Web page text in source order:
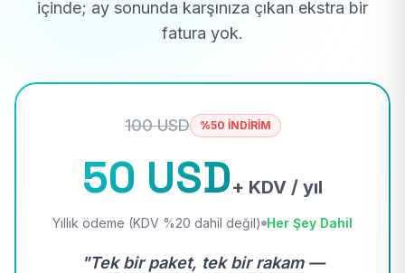
içinde; ay sonunda karşınıza çıkan ekstra bir
fatura yok.
100 USD %50 İNDİRİM
50 USD+ KDV / yıl
Yıllık ödeme (KDV %20 dahil değil) Her Şey Dahil
"Tek bir paket, tek bir rakam —